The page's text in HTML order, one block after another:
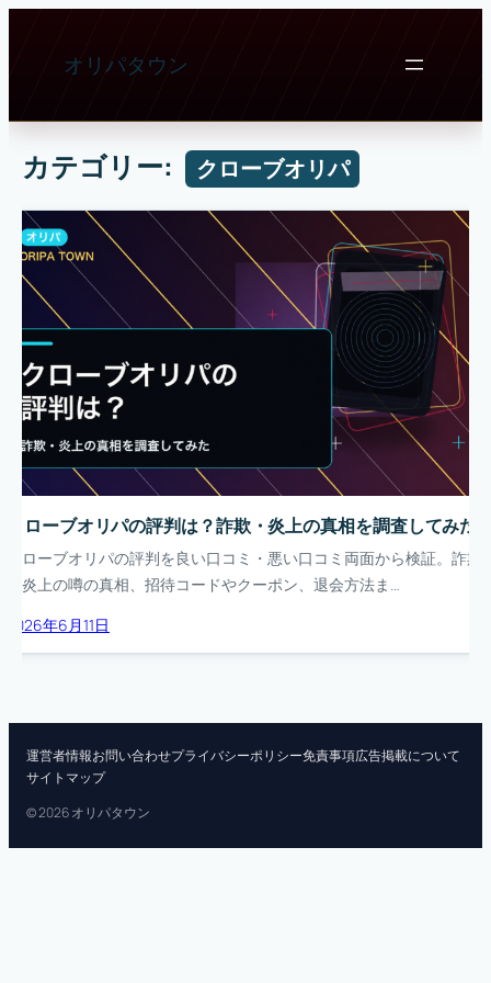
キ
ッ
プ
オリパタウン
カテゴリー: クローブオリパ
クローブオリパの評判は？詐欺・炎上の真相を調査してみた
クローブオリパの評判を良い口コミ・悪い口コミ両面から検証。詐欺
や炎上の噂の真相、招待コードやクーポン、退会方法ま…
2026年6月11日
運営者情報お問い合わせプライバシーポリシー免責事項広告掲載について
サイトマップ
© 2026 オリパタウン